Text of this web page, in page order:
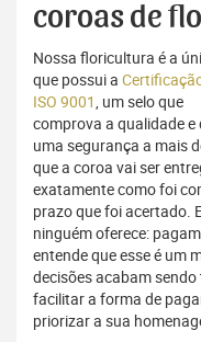
coroas de
Nossa floricultura é a
que possui a
ISO 9001, um selo que
comprova a qualidade e
uma segurança a mais
que a coroa vai ser
exatamente como foi
prazo que foi acertado.
ninguém oferece:
entende que esse é um
decisões acabam
facilitar a forma de
priorizar a sua